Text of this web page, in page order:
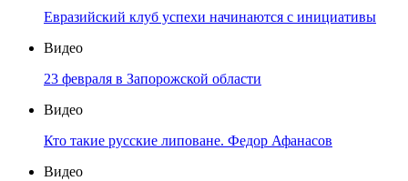
Евразийский клуб успехи начинаются с инициативы
Видео
23 февраля в Запорожской области
Видео
Кто такие русские липоване. Федор Афанасов
Видео